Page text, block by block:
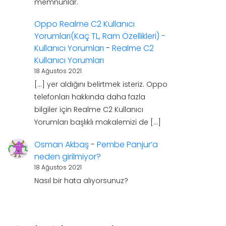
Oppo Realme C2 Kullanıcı
Yorumları(Kaç TL, Ram Özellikleri) -
Kullanıcı Yorumları - Realme C2
Kullanıcı Yorumları
18 Ağustos 2021
[…] yer aldığını belirtmek isteriz. Oppo
telefonları hakkında daha fazla
bilgiler için Realme C2 Kullanıcı
Yorumları başlıklı makalemizi de […]
Osman Akbaş- Pembe Panjur’a
neden girilmiyor?
18 Ağustos 2021
Nasıl bir hata alıyorsunuz?